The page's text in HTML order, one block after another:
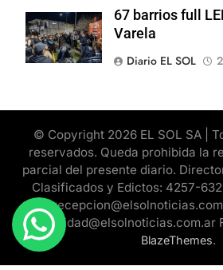
67 barrios full
Varela
Diario EL SOL
© Copyright 2026 EL SOL SA |
reservados. Queda prohibida la
parcial del presente diario.
Clasificados y Edictos: 4257-
publicidad@elsolnoticias.com.ar
BlazeThemes.